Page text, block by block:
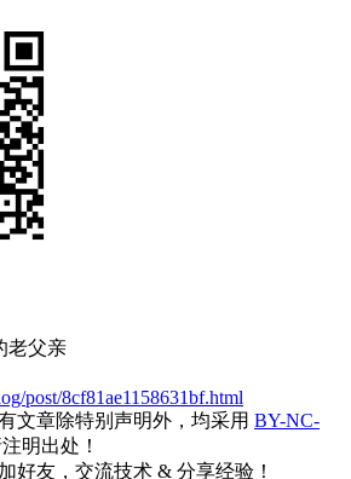
老父亲
post/8cf81ae1158631bf.html
文章除特别声明外，均采用 BY-NC-
明出处！
好友，交流技术 & 分享经验！